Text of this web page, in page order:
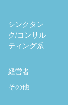
シンクタン
ク/コンサル
ティング系
経営者
その他